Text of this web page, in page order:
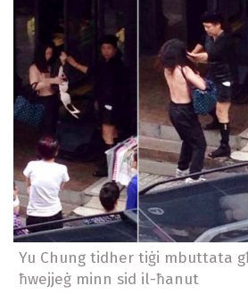
Yu Chung tidher tiġi mbuttata
ħwejjeġ minn sid il-ħanut